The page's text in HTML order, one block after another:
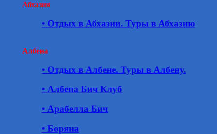
Абхазия
• Отдых в Абхазии. Туры в Абхазию
Албена
• Отдых в Албене. Туры в Албену.
• Албена Бич Клуб
• Арабелла Бич
• Боряна